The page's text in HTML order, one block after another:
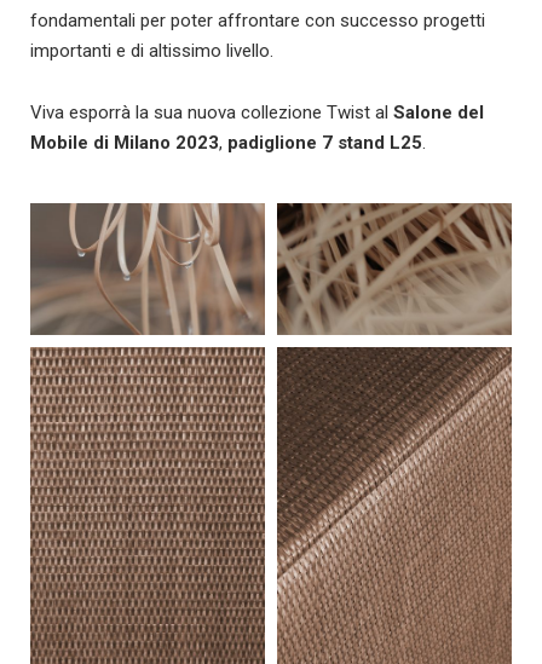
fondamentali per poter affrontare con successo progetti
importanti e di altissimo livello.
Viva esporrà la sua nuova collezione Twist al Salone del
Mobile di Milano 2023, padiglione 7 stand L25.